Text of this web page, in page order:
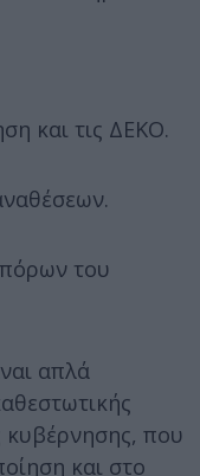
και τις ΔΕΚΟ.
του
απλά
κυβέρνησης, που
και στο